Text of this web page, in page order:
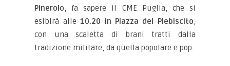
Pinerolo, fa sapere il CME Puglia, che si
esibirà alle10.20 in Piazza del Plebiscito,
con una scaletta di brani tratti dalla
tradizione militare, da quella popolare e pop.